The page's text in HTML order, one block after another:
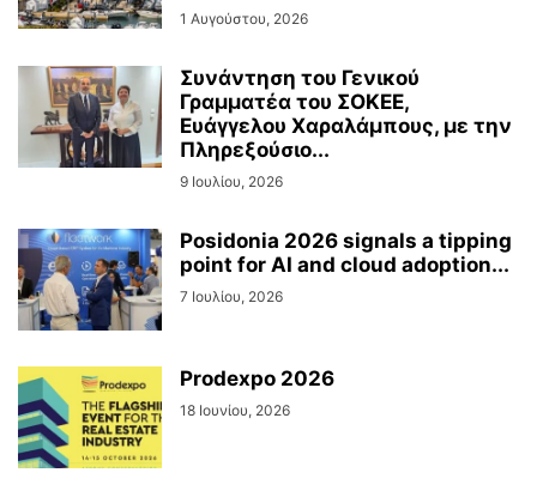
1 Αυγούστου, 2026
Συνάντηση του Γενικού
Γραμματέα του ΣΟΚΕΕ,
Ευάγγελου Χαραλάμπους, με την
Πληρεξούσιο...
9 Ιουλίου, 2026
Posidonia 2026 signals a tipping
point for AI and cloud adoption...
7 Ιουλίου, 2026
Prodexpo 2026
18 Ιουνίου, 2026